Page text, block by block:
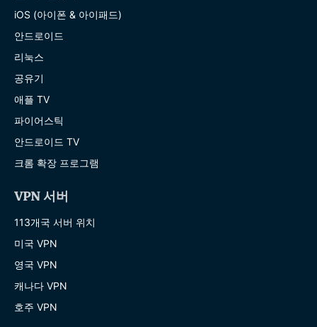
iOS (아이폰 & 아이패드)
안드로이드
리눅스
공유기
애플 TV
파이어스틱
안드로이드 TV
크롬 확장 프로그램
VPN 서버
113개국 서버 위치
미국 VPN
영국 VPN
캐나다 VPN
호주 VPN